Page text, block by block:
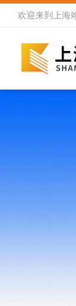
欢迎来到 上